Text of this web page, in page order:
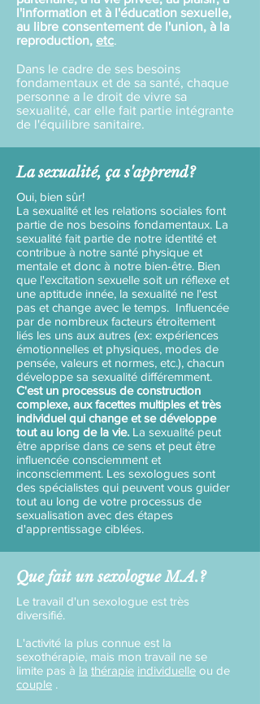
l'information et à l'éducation sexuelle,
au libre consentement de l'union, à la
reproduction, etc.
Dans le cadre de ses besoins
fondamentaux et de sa santé, chaque
personne a le droit de vivre sa
sexualité, car elle fait partie intégrante
de l'équilibre sanitaire.
La sexualité, ça s'apprend?
Oui, bien sûr!
La sexualité et les relations sociales font
partie de nos besoins fondamentaux. La
sexualité fait partie de notre identité et
contribue à notre santé physique et
mentale et donc à notre bien-être. Bien
que l'excitation sexuelle soit un réflexe et
une aptitude innée, la sexualité ne l'est
pas et change avec le temps. Influencée
par de nombreux facteurs étroitement
liés les uns aux autres (ex: expériences
émotionnelles et physiques, modes de
pensée, valeurs et normes, etc.), chacun
développe sa sexualité différemment.
C'est un processus de construction
complexe, aux facettes multiples et très
individuel qui change et se développe
tout au long de la vie. La sexualité peut
être apprise dans ce sens et peut être
influencée consciemment et
inconsciemment. Les sexologues sont
des spécialistes qui peuvent vous guider
tout au long de votre processus de
sexualisation avec des étapes
d'apprentissage ciblées.
Que fait un sexologue M.A.?
Le travail d'un sexologue est très
diversifié.
L'activité la plus connue est la
sexothérapie, mais mon travail ne se
limite pas à la thérapie individuelle ou de
couple .